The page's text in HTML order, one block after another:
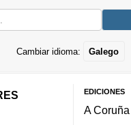
Cambiar idioma: Galego
EDICIONES
A Coruña